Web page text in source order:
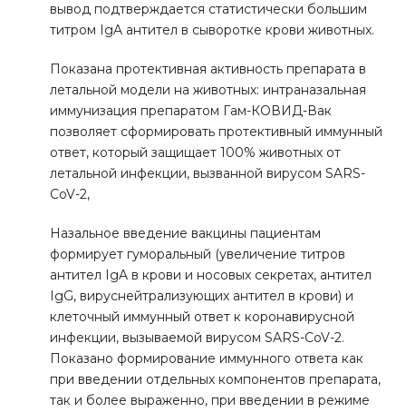
вывод подтверждается статистически большим
титром IgA антител в сыворотке крови животных.
Показана протективная активность препарата в
летальной модели на животных: интраназальная
иммунизация препаратом Гам-КОВИД-Вак
позволяет сформировать протективный иммунный
ответ, который защищает 100% животных от
летальной инфекции, вызванной вирусом SARS-
CoV-2,
Назальное введение вакцины пациентам
формирует гуморальный (увеличение титров
антител IgA в крови и носовых секретах, антител
IgG, вируснейтрализующих антител в крови) и
клеточный иммунный ответ к коронавирусной
инфекции, вызываемой вирусом SARS-CoV-2.
Показано формирование иммунного ответа как
при введении отдельных компонентов препарата,
так и более выраженно, при введении в режиме